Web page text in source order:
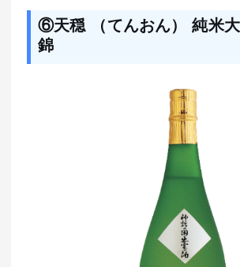
⑥天穏 （てんおん） 純米
錦